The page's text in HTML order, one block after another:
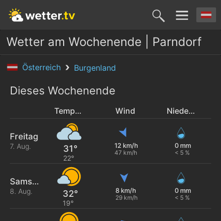
Wetter am Wochenende | Parndorf
Österreich Burgenland
Dieses Wochenende
Temperatur Wind Niederschlag
Freitag
7. Aug. 31°
22°
12 km/h
47 km/h
0 mm
< 5 %
Samstag
8. Aug. 32°
19°
8 km/h
29 km/h
0 mm
< 5 %